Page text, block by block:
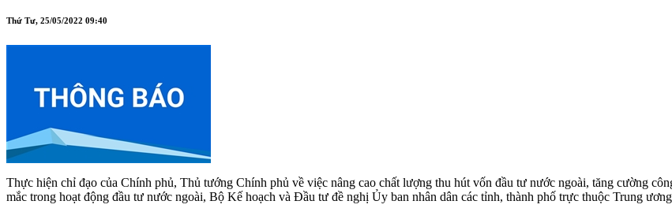
Thứ Tư, 25/05/2022 09:40
Thực hiện chỉ đạo của Chính phủ, Thủ tướng Chính phủ về việc nâng cao chất lượng thu hút vốn đầu tư nước ngoài, tăng cường
mắc trong hoạt động đầu tư nước ngoài, Bộ Kế hoạch và Đầu tư đề nghị Ủy ban nhân dân các tỉnh, thành phố trực thuộc Trung